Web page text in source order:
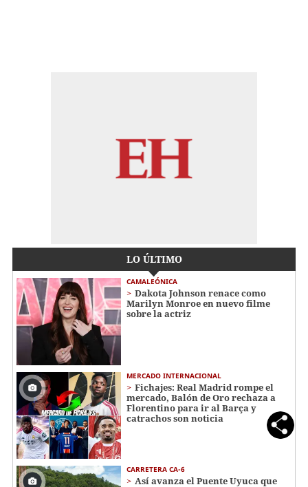
LO ÚLTIMO
CAMALEÓNICA
Dakota Johnson renace como
Marilyn Monroe en nuevo filme
sobre la actriz
MERCADO INTERNACIONAL
Fichajes: Real Madrid rompe el
mercado, Balón de Oro rechaza a
Florentino para ir al Barça y
catrachos son noticia
CARRETERA CA-6
Así avanza el Puente Uyuca que